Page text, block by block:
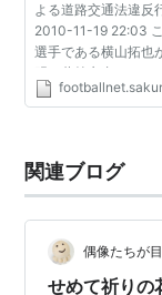
よる道路交通法違
2010-11-19 22:03
選手である横山拓也
明、藤枝市内におい
たことが判明いたし
関連ブログ
偶像たちが
せめて祈りの